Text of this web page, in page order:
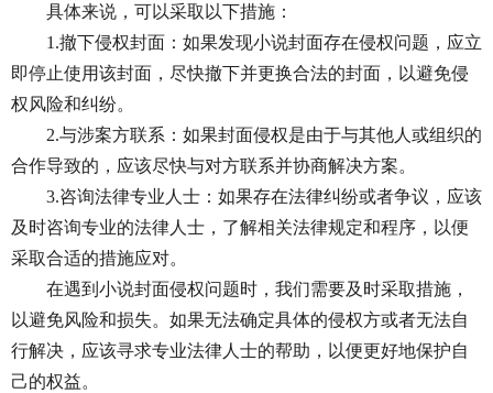
具体来说，可以采取以下措施：
1.撤下侵权封面：如果发现小说封面存在侵权问题，应立
即停止使用该封面，尽快撤下并更换合法的封面，以避免侵
权风险和纠纷。
2.与涉案方联系：如果封面侵权是由于与其他人或组织的
合作导致的，应该尽快与对方联系并协商解决方案。
3.咨询法律专业人士：如果存在法律纠纷或者争议，应该
及时咨询专业的法律人士，了解相关法律规定和程序，以便
采取合适的措施应对。
在遇到小说封面侵权问题时，我们需要及时采取措施，
以避免风险和损失。如果无法确定具体的侵权方或者无法自
行解决，应该寻求专业法律人士的帮助，以便更好地保护自
己的权益。